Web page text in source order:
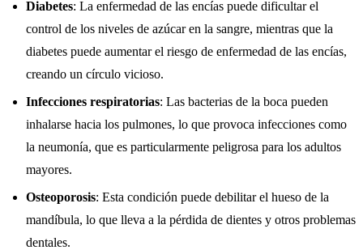
Diabetes: La enfermedad de las encías puede dificultar el
control de los niveles de azúcar en la sangre, mientras que la
diabetes puede aumentar el riesgo de enfermedad de las encías,
creando un círculo vicioso.
Infecciones respiratorias: Las bacterias de la boca pueden
inhalarse hacia los pulmones, lo que provoca infecciones como
la neumonía, que es particularmente peligrosa para los adultos
mayores.
Osteoporosis: Esta condición puede debilitar el hueso de la
mandíbula, lo que lleva a la pérdida de dientes y otros problemas
dentales.